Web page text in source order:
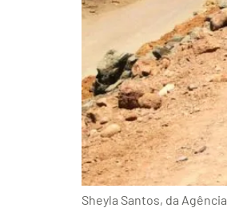
Sheyla Santos, da